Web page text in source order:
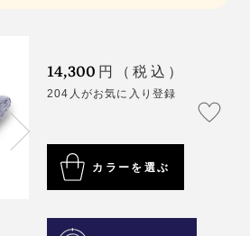
14,300 円（税込）
204人がお気に入り登録
カラーを選ぶ